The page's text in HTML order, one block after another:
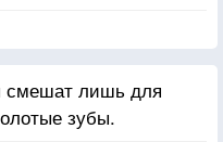
смешат лишь для
зубы.